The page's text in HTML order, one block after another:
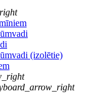
(izolētie)